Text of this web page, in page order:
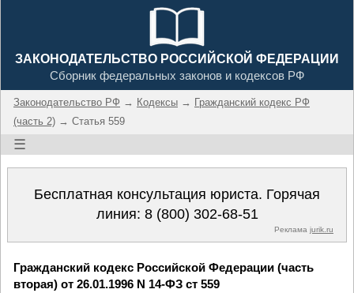
ЗАКОНОДАТЕЛЬСТВО РОССИЙСКОЙ ФЕДЕРАЦИИ
Сборник федеральных законов и кодексов РФ
Законодательство РФ → Кодексы → Гражданский кодекс РФ
(часть 2) → Статья 559
☰
Бесплатная консультация юриста. Горячая
линия: 8 (800) 302-68-51
Реклама jurik.ru
Гражданский кодекс Российской Федерации (часть
вторая) от 26.01.1996 N 14-ФЗ ст 559